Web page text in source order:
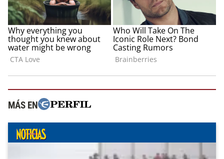
MÁS EN